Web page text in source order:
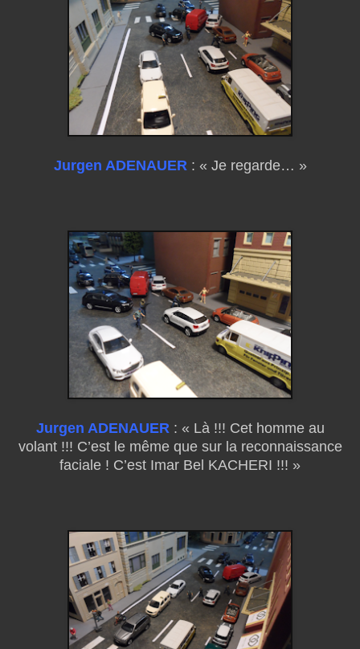
Jurgen ADENAUER : « Je regarde… »
Jurgen ADENAUER : « Là !!! Cet homme au
volant !!! C’est le même que sur la reconnaissance
faciale ! C’est Imar Bel KACHERI !!! »